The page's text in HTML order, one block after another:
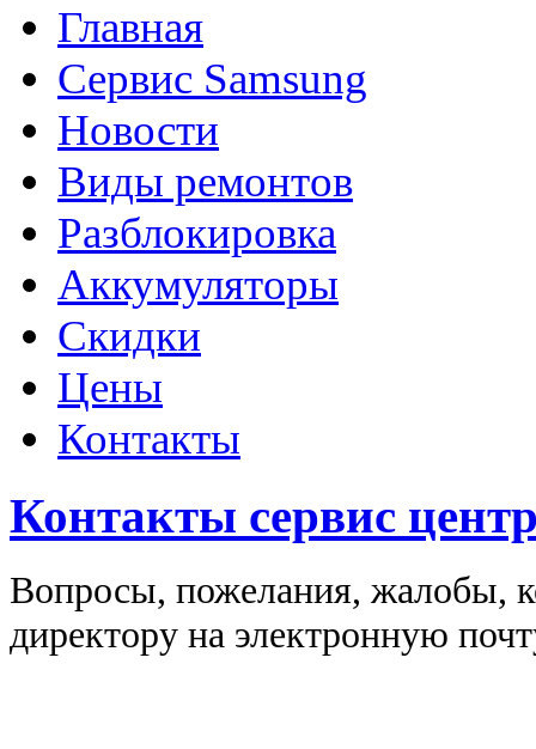
Главная
Сервис Samsung
Новости
Виды ремонтов
Разблокировка
Аккумуляторы
Скидки
Цены
Контакты
Контакты сервис
Вопросы, пожелания, жалобы,
директору на электронную